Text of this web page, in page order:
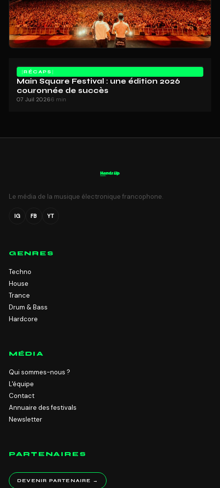
RÉCAPS
Main Square Festival : une édition 2026
couronnée de succès
07 Juil 20266 min
Le média de la musique électronique francophone.
IG FB YT
GENRES
Techno
House
Trance
Drum & Bass
Hardcore
MÉDIA
Qui sommes-nous ?
L'équipe
Contact
Annuaire des festivals
Newsletter
PARTENAIRES
DEVENIR PARTENAIRE →